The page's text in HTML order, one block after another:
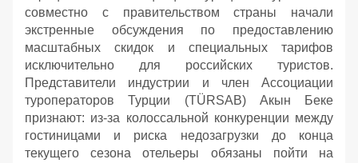
совместно с правительством страны начали
экстренные обсуждения по предоставлению
масштабных скидок и специальных тарифов
исключительно для российских туристов.
Представители индустрии и член Ассоциации
туроператоров Турции (TÜRSAB) Акын Беке
признают: из-за колоссальной конкуренции между
гостиницами и риска недозагрузки до конца
текущего сезона отельеры обязаны пойти на